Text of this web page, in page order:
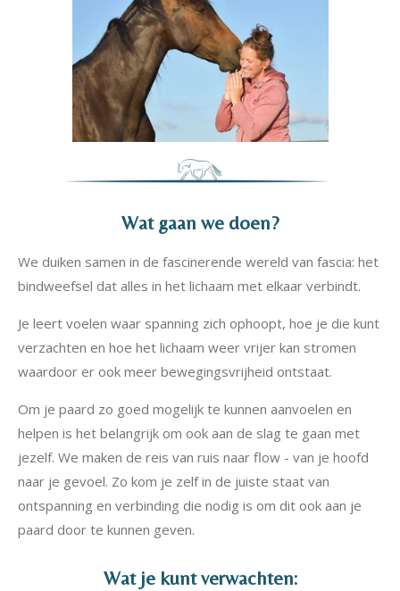
Wat gaan we doen?
We duiken samen in de fascinerende wereld van fascia: het
bindweefsel dat alles in het lichaam met elkaar verbindt.
Je leert voelen waar spanning zich ophoopt, hoe je die kunt
verzachten en hoe het lichaam weer vrijer kan stromen
waardoor er ook meer bewegingsvrijheid ontstaat.
Om je paard zo goed mogelijk te kunnen aanvoelen en
helpen is het belangrijk om ook aan de slag te gaan met
jezelf. We maken de reis van ruis naar flow - van je hoofd
naar je gevoel. Zo kom je zelf in de juiste staat van
ontspanning en verbinding die nodig is om dit ook aan je
paard door te kunnen geven.
Wat je kunt verwachten: